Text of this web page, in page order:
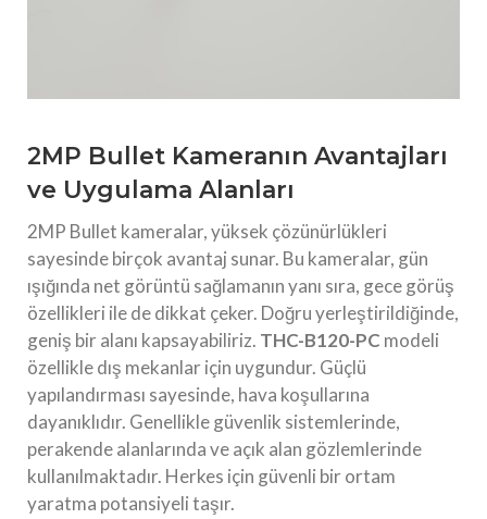
2MP Bullet Kameranın Avantajları
ve Uygulama Alanları
2MP Bullet kameralar, yüksek çözünürlükleri
sayesinde birçok avantaj sunar. Bu kameralar, gün
ışığında net görüntü sağlamanın yanı sıra, gece görüş
özellikleri ile de dikkat çeker. Doğru yerleştirildiğinde,
geniş bir alanı kapsayabiliriz. THC-B120-PC modeli
özellikle dış mekanlar için uygundur. Güçlü
yapılandırması sayesinde, hava koşullarına
dayanıklıdır. Genellikle güvenlik sistemlerinde,
perakende alanlarında ve açık alan gözlemlerinde
kullanılmaktadır. Herkes için güvenli bir ortam
yaratma potansiyeli taşır.